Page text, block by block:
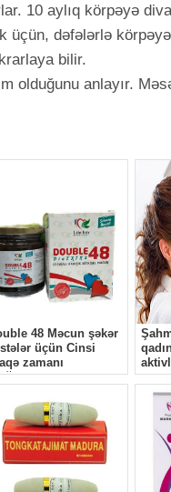
10 aylıq körpəyə
üçün, dəfələrlə
bilir.
olduğunu anlayır.